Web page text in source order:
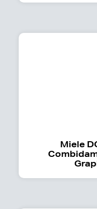
Miele